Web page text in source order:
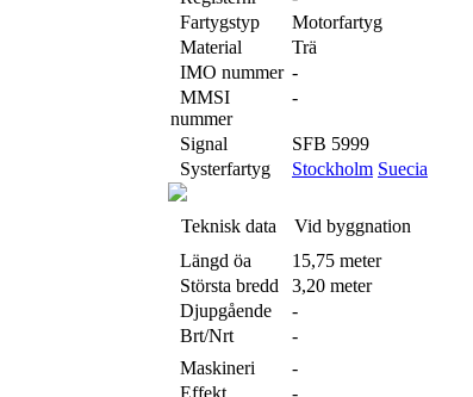
Fartygstyp
Motorfartyg
Material
Trä
IMO nummer -
MMSI
nummer
-
Signal
SFB 5999
Systerfartyg
Stockholm Suecia
Teknisk data Vid byggnation
Längd öa
15,75 meter
Största bredd
3,20 meter
Djupgående
-
Brt/Nrt
-
Maskineri
-
Effekt
-